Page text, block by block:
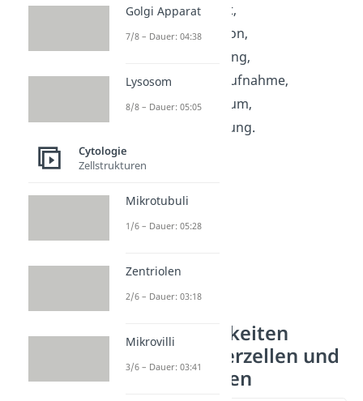
Der Zellkontakt,
die Stützfunktion,
die Zellentgiftung,
die Nahrungsaufnahme,
das Zellwachstum,
und die Zellteilung.
Gemeinsamkeiten
zwischen Tierzellen und
Pflanzenzellen
Golgi Apparat
7/8 – Dauer: 04:38
Lysosom
8/8 – Dauer: 05:05
Cytologie
Zellstrukturen
Mikrotubuli
1/6 – Dauer: 05:28
Zentriolen
2/6 – Dauer: 03:18
Mikrovilli
3/6 – Dauer: 03:41